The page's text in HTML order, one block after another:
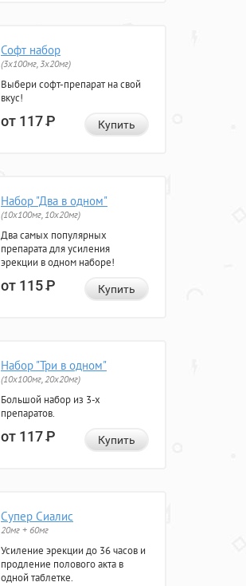
Софт набор
(3x100мг, 3x20мг)
Выбери софт-препарат на свой
вкус!
от 117Р Купить
Набор "Два в одном"
(10x100мг, 10x20мг)
Два самых популярных
препарата для усиления
эрекции в одном наборе!
от 115Р Купить
Набор "Три в одном"
(10x100мг, 20x20мг)
Большой набор из 3-х
препаратов.
от 117Р Купить
Супер Сиалис
20мг + 60мг
Усиление эрекции до 36 часов и
продление полового акта в
одной таблетке.